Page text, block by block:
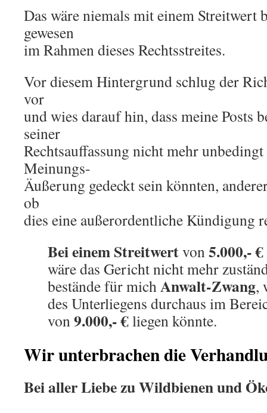
Das wäre niemals mit einem Streitwert
gewesen
im Rahmen dieses Rechtsstreites.
Vor diesem Hintergrund schlug der
vor
und wies darauf hin, dass meine Posts
seiner
Rechtsauffassung nicht mehr
Meinungs-
Äußerung gedeckt sein könnten,
ob
dies eine außerordentliche Kündigung
Bei einem Streitwertvon5.000,- €
wäre das Gericht nicht mehr
bestände für michAnwalt-Zwang,
des Unterliegens durchaus im
von9.000,- €liegen könnte.
Wir unterbrachen die
Bei aller Liebe zu Wildbienen und